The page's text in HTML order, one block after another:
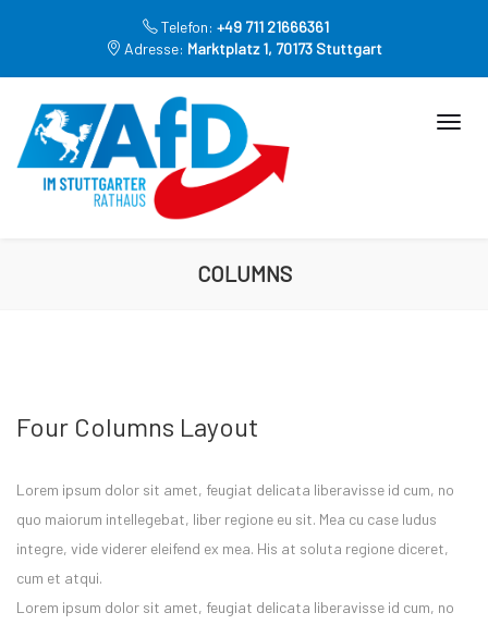
Telefon: +49 711 21666361
Adresse: Marktplatz 1, 70173 Stuttgart
COLUMNS
Four Columns Layout
Lorem ipsum dolor sit amet, feugiat delicata liberavisse id cum, no
quo maiorum intellegebat, liber regione eu sit. Mea cu case ludus
integre, vide viderer eleifend ex mea. His at soluta regione diceret,
cum et atqui.
Lorem ipsum dolor sit amet, feugiat delicata liberavisse id cum, no